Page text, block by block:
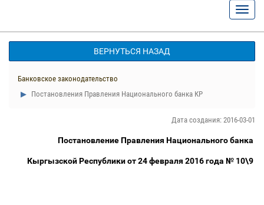
ВЕРНУТЬСЯ НАЗАД
Банковское законодательство
Постановления Правления Национального банка КР
Дата создания: 2016-03-01
Постановление Правления Национального банка
Кыргызской Республики от 24 февраля 2016 года № 10\9